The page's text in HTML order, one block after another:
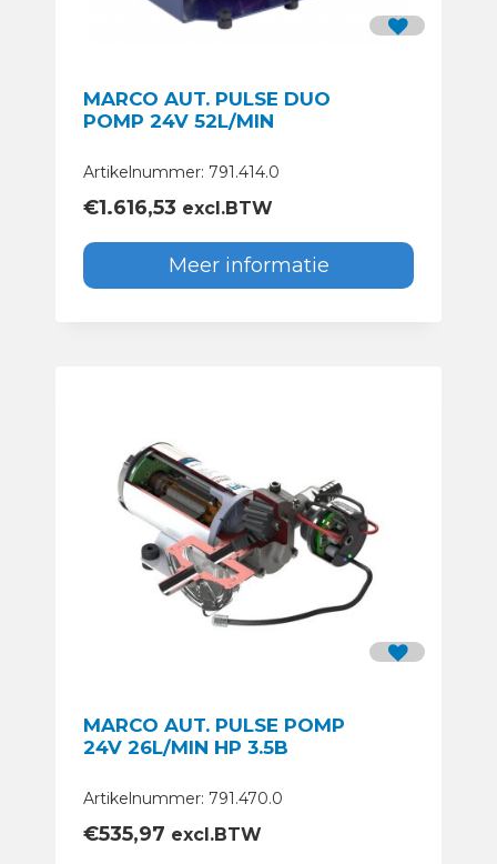
MARCO AUT. PULSE DUO
POMP 24V 52L/MIN
Artikelnummer: 791.414.0
€1.616,53 excl.BTW
Meer informatie
MARCO AUT. PULSE POMP
24V 26L/MIN HP 3.5B
Artikelnummer: 791.470.0
€535,97 excl.BTW